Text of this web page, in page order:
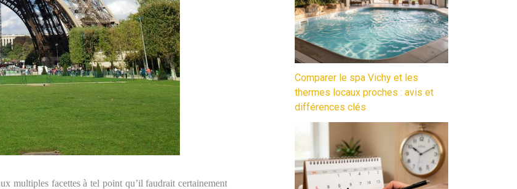
multiples facettes à tel point qu’il faudrait certainement
Comparer le spa Vichy et les
thermes locaux proches : avis et
différences clés